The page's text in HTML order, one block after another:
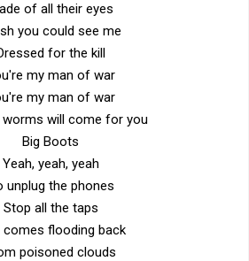
of all their eyes
you could see me
for the kill
my man of war
my man of war
worms will come for you
Big Boots
Yeah, yeah, yeah
unplug the phones
Stop all the taps
comes flooding back
poisoned clouds